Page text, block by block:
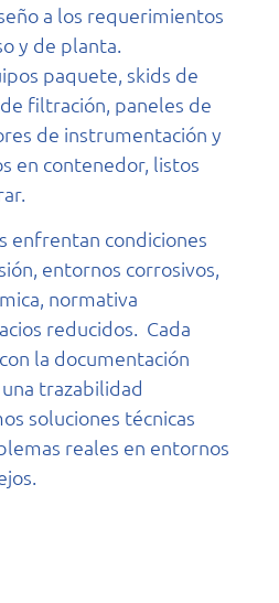
a los requerimientos
y de planta.
paquete, skids de
filtración, paneles de
de instrumentación y
en contenedor, listos
enfrentan condiciones
entornos corrosivos,
normativa
reducidos. Cada
la documentación
trazabilidad
soluciones técnicas
reales en entornos